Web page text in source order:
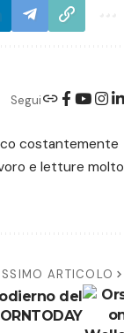
Segui
costantemente
e letture molto
ARTICOLO
del